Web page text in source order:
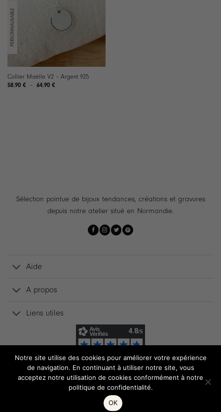
Collier Maëlle V2 – Argent 925
58.90 € – 64.90 €Plage
Sélection pointue de bijoux tendances, créations et gravures
depuis notre atelier situé en Normandie.
Aide
A propos
Liens utiles
Notre site utilise des cookies pour améliorer votre expérience
de navigation. En continuant à utiliser notre site, vous
acceptez notre utilisation de cookies conformément à notre
politique de confidentialité.
OK